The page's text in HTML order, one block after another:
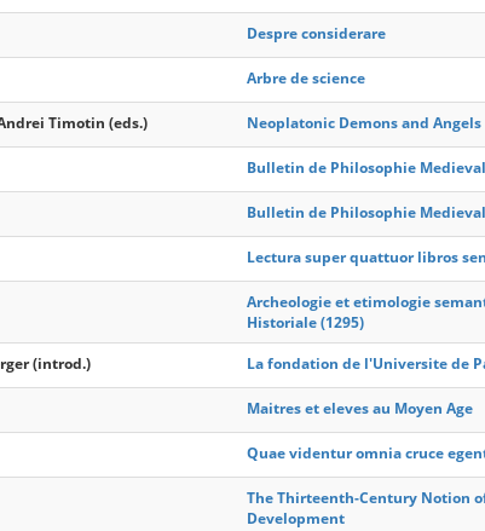
Despre considerare
Arbre de science
Timotin (eds.) Neoplatonic Demons and Angels
Bulletin de Philosophie
Bulletin de Philosophie
Lectura super quattuor libros
Archeologie et etimologie
Historiale (1295)
(introd.) La fondation de l'Universite de
Maitres et eleves au Moyen Age
Quae videntur omnia cruce
The Thirteenth-Century Notion
Development